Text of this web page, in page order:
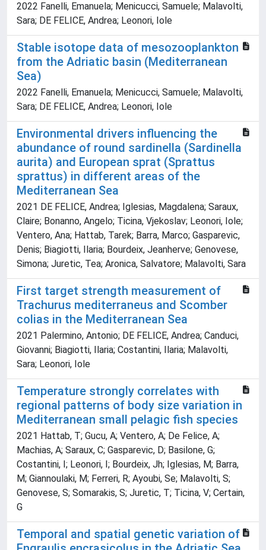
2022 Fanelli, Emanuela; Menicucci, Samuele; Malavolti,
Sara; DE FELICE, Andrea; Leonori, Iole
Stable isotope data of mesozooplankton
from the Adriatic basin (Mediterranean
Sea)
2022 Fanelli, Emanuela; Menicucci, Samuele; Malavolti,
Sara; DE FELICE, Andrea; Leonori, Iole
Environmental drivers influencing the
abundance of round sardinella (Sardinella
aurita) and European sprat (Sprattus
sprattus) in different areas of the
Mediterranean Sea
2021 DE FELICE, Andrea; Iglesias, Magdalena; Saraux,
Claire; Bonanno, Angelo; Ticina, Vjekoslav; Leonori, Iole;
Ventero, Ana; Hattab, Tarek; Barra, Marco; Gasparevic,
Denis; Biagiotti, Ilaria; Bourdeix, Jeanherve; Genovese,
Simona; Juretic, Tea; Aronica, Salvatore; Malavolti, Sara
First target strength measurement of
Trachurus mediterraneus and Scomber
colias in the Mediterranean Sea
2021 Palermino, Antonio; DE FELICE, Andrea; Canduci,
Giovanni; Biagiotti, Ilaria; Costantini, Ilaria; Malavolti,
Sara; Leonori, Iole
Temperature strongly correlates with
regional patterns of body size variation in
Mediterranean small pelagic fish species
2021 Hattab, T; Gucu, A; Ventero, A; De Felice, A;
Machias, A; Saraux, C; Gasparevic, D; Basilone, G;
Costantini, I; Leonori, I; Bourdeix, Jh; Iglesias, M; Barra,
M; Giannoulaki, M; Ferreri, R; Ayoubi, Se; Malavolti, S;
Genovese, S; Somarakis, S; Juretic, T; Ticina, V; Certain,
G
Temporal and spatial genetic variation of